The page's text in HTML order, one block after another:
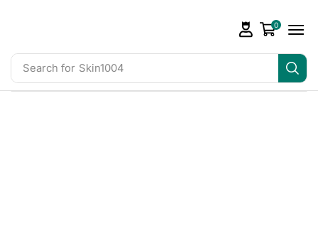
Search for Skin1004
0